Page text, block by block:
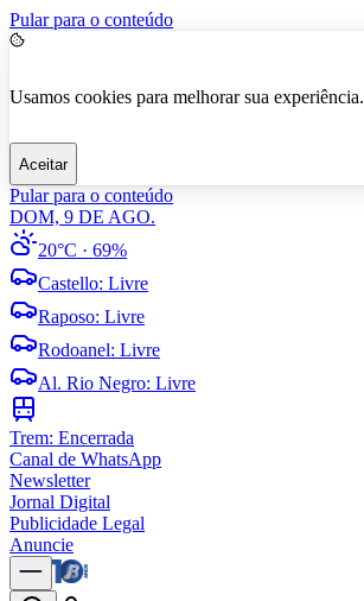
Pular para o conteúdo
Usamos cookies para melhorar sua experiência.
Aceitar
Pular para o conteúdo
DOM, 9 DE AGO.
20°C · 69%
Castello: Livre
Raposo: Livre
Rodoanel: Livre
Al. Rio Negro: Livre
Trem: Encerrada
Canal de WhatsApp
Newsletter
Jornal Digital
Publicidade Legal
Anuncie